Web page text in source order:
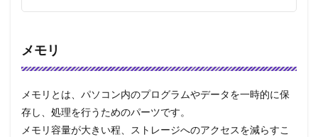
メモリ
メモリとは、パソコン内のプログラムやデータを一時的に保
存し、処理を行うためのパーツです。
メモリ容量が大きい程、ストレージへのアクセスを減らすこ